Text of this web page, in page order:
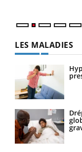
LES MALADIES